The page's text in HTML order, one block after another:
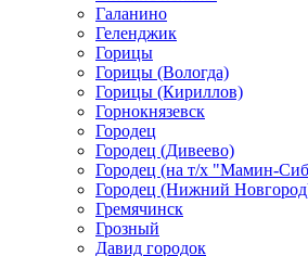
Галанино
Геленджик
Горицы
Горицы (Вологда)
Горицы (Кириллов)
Горнокнязевск
Городец
Городец (Дивеево)
Городец (на т/х "Мамин-
Городец (Нижний
Гремячинск
Грозный
Давид городок